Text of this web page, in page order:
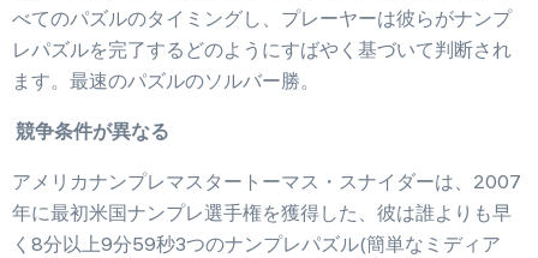
べてのパズルのタイミングし、プレーヤーは彼らがナンプ
レパズルを完了するどのようにすばやく基づいて判断され
ます。最速のパズルのソルバー勝。
競争条件が異なる
アメリカナンプレマスタートーマス・スナイダーは、2007
年に最初米国ナンプレ選手権を獲得した、彼は誰よりも早
く8分以上9分59秒3つのナンプレパズル(簡単なミディア